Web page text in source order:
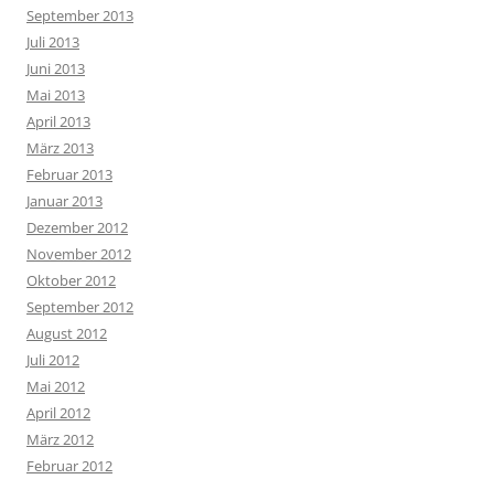
September 2013
Juli 2013
Juni 2013
Mai 2013
April 2013
März 2013
Februar 2013
Januar 2013
Dezember 2012
November 2012
Oktober 2012
September 2012
August 2012
Juli 2012
Mai 2012
April 2012
März 2012
Februar 2012